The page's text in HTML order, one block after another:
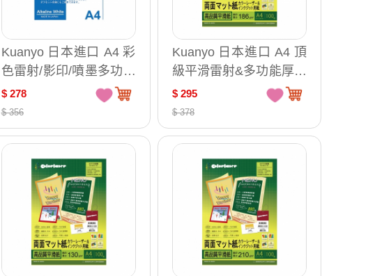
Kuanyo 日本進口 A4 彩
色雷射/影印/噴墨多功能
紙 100gsm 500張 /包 A
SB100
$ 278
$ 356
Kuanyo 日本進口 A4 頂
級平滑雷射&多功能厚卡
紙-瑪樂卡 186gsm 100
張 /包 MA186
$ 295
$ 378